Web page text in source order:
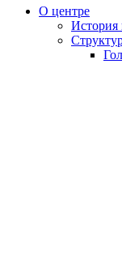
О центре